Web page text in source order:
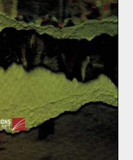
0 Comments
,Javier Milei
censure et
Javier Milei, a de
la scène internationale en